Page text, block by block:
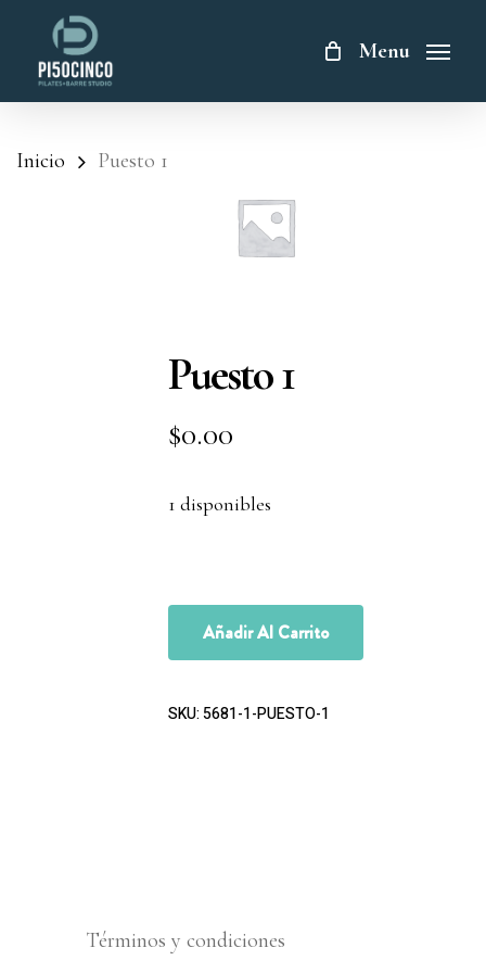
content
Menu
Inicio Puesto 1
Puesto 1
$0.00
1 disponibles
Añadir Al Carrito
SKU:5681-1-PUESTO-1
Términos y condiciones